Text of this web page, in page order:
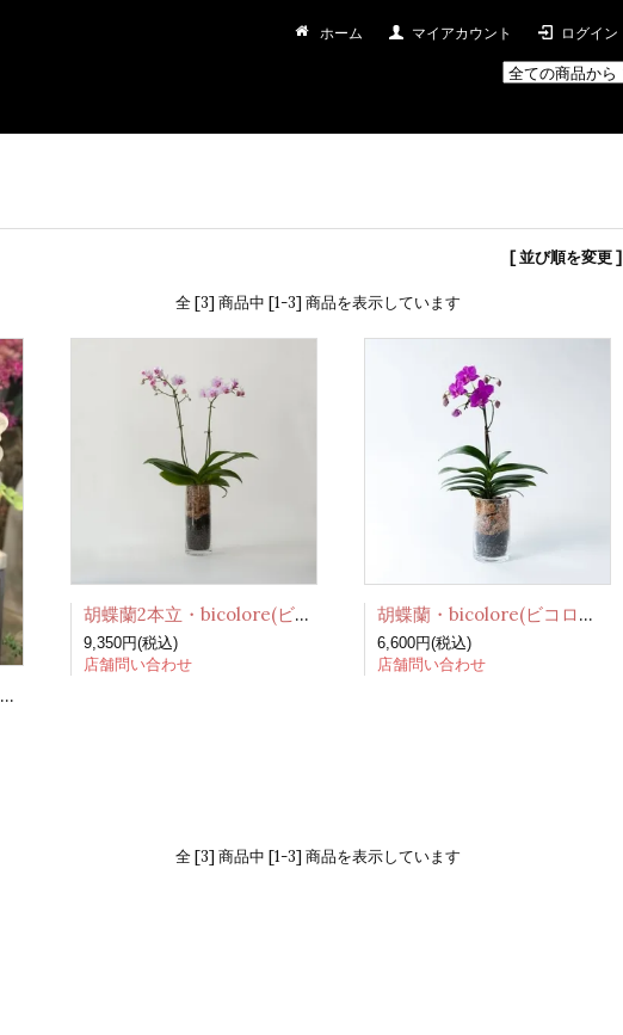
ホーム マイアカウント ログイン
[ 並び順を変更 ]
全 [3] 商品中 [1-3] 商品を表示しています
胡蝶蘭2本立・bicolore(ビコロール)
9,350円(税込)
店舗問い合わせ
胡蝶蘭・bicolore(ビコロール)
6,600円(税込)
店舗問い合わせ
全 [3] 商品中 [1-3] 商品を表示しています